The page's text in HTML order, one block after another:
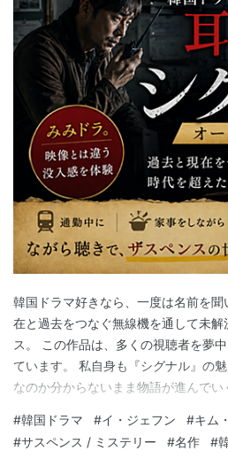
韓国ドラマ好きなら、一度は名前を
在と過去をつなぐ無線機を通して未
ス。 この作品は、多くの視聴者を夢
ています。 私自身も『シグナル』の
なのか分からないまま物語が進んで
か。 それがAmazon オーディオブッ
ーズの『シグナル』です。 最初は「ド
#韓国ドラマ #イ・ジェフン #キム
#サスペンス / ミステリー #名作 #